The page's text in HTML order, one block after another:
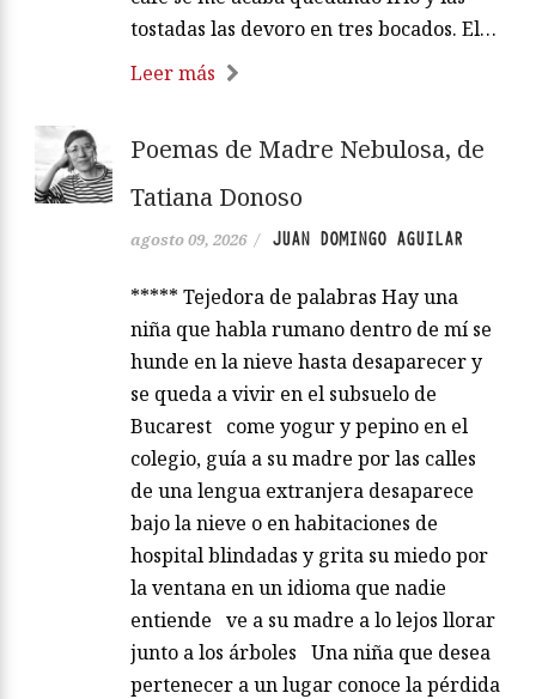
tostadas las devoro en tres bocados. El…
Leer más
Poemas de Madre Nebulosa, de
Tatiana Donoso
agosto 09, 2026 / JUAN DOMINGO AGUILAR
***** Tejedora de palabras Hay una
niña que habla rumano dentro de mí se
hunde en la nieve hasta desaparecer y
se queda a vivir en el subsuelo de
Bucarest come yogur y pepino en el
colegio, guía a su madre por las calles
de una lengua extranjera desaparece
bajo la nieve o en habitaciones de
hospital blindadas y grita su miedo por
la ventana en un idioma que nadie
entiende ve a su madre a lo lejos llorar
junto a los árboles Una niña que desea
pertenecer a un lugar conoce la pérdida